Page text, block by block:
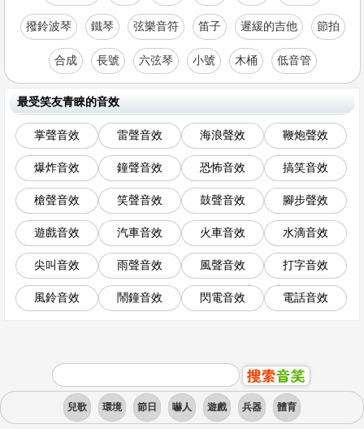
撥鈴波琴 鐵琴 弦樂音符 笛子 遲緩的吉他 節拍
合成 長號 六弦琴 小號 木桶 低音管
最受笑友青睞的音效
掌聲音效 雷聲音效 海浪聲效 鞭炮聲效
爆炸音效 鐘聲音效 恐怖音效 搞笑音效
槍聲音效 笑聲音效 鼓聲音效 腳步聲效
遊戲音效 汽車音效 火車音效 水滴音效
尖叫音效 雨聲音效 風聲音效 打字音效
風鈴音效 鬧鐘音效 閃電音效 電話音效
兒歌 環境 節日 嚇人 遊戲 兵器 體育